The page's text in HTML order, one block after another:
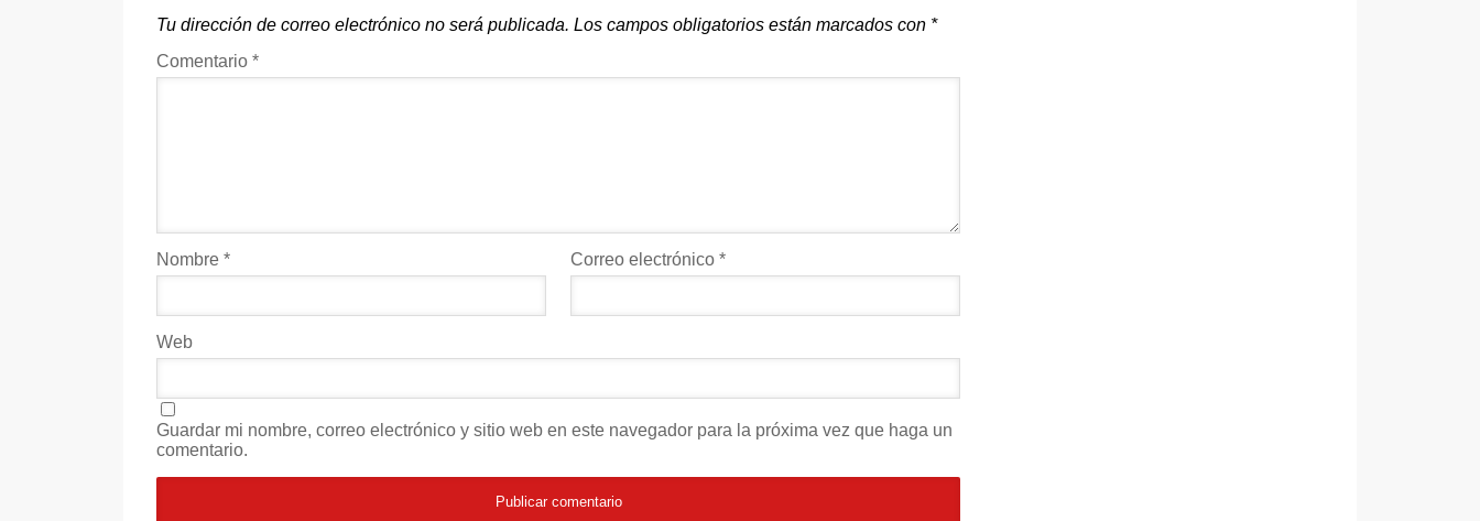
Tu dirección de correo electrónico no será publicada. Los campos obligatorios están marcados con *
Comentario *
Nombre * Correo electrónico *
Web
Guardar mi nombre, correo electrónico y sitio web en este navegador para la próxima vez que haga un
comentario.